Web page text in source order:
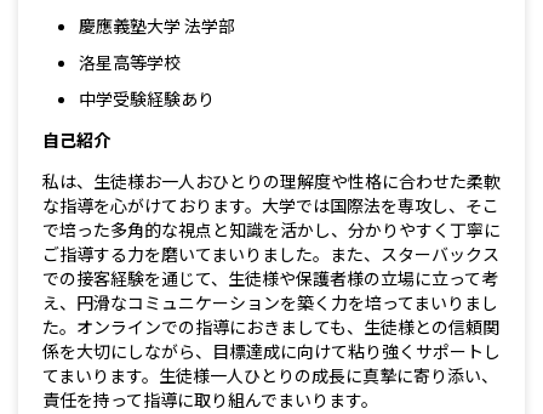
慶應義塾大学 法学部
洛星高等学校
中学受験経験あり
自己紹介
私は、生徒様お一人おひとりの理解度や性格に合わせた柔軟
な指導を心がけております。大学では国際法を専攻し、そこ
で培った多角的な視点と知識を活かし、分かりやすく丁寧に
ご指導する力を磨いてまいりました。また、スターバックス
での接客経験を通じて、生徒様や保護者様の立場に立って考
え、円滑なコミュニケーションを築く力を培ってまいりまし
た。オンラインでの指導におきましても、生徒様との信頼関
係を大切にしながら、目標達成に向けて粘り強くサポートし
てまいります。生徒様一人ひとりの成長に真摯に寄り添い、
責任を持って指導に取り組んでまいります。